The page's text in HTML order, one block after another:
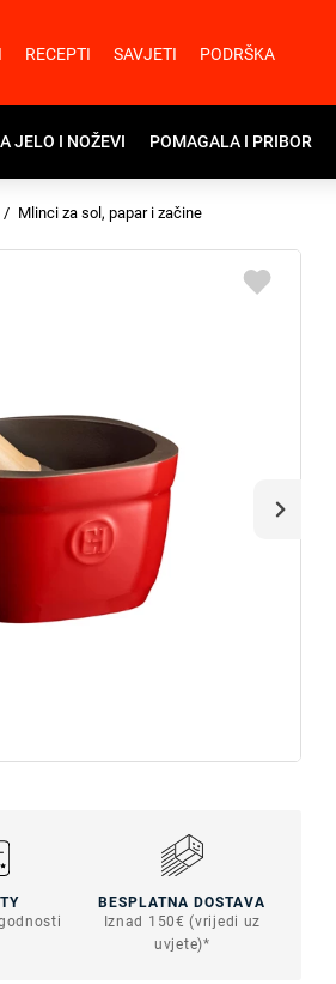
RECEPTI SAVJETI PODRŠKA
JELO I NOŽEVI POMAGALA I PRIBOR
Mlinci za sol, papar i začine
BESPLATNA DOSTAVA
Iznad 150€ (vrijedi uz
uvjete)*